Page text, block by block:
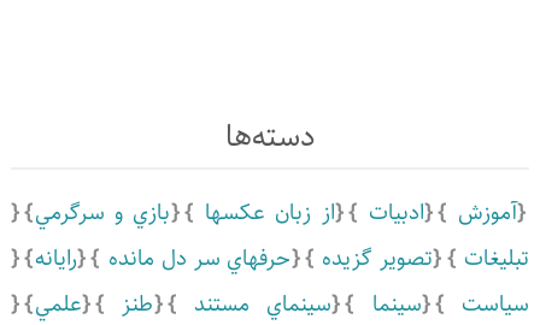
دسته‌ها
آموزش ادبيات از زبان عکسها
بازي و سرگرمي
تبلیغات
تصویر گزیده حرفهاي سر دل مانده
رايانه
سياست
سينما سينماي مستند طنز
علمي